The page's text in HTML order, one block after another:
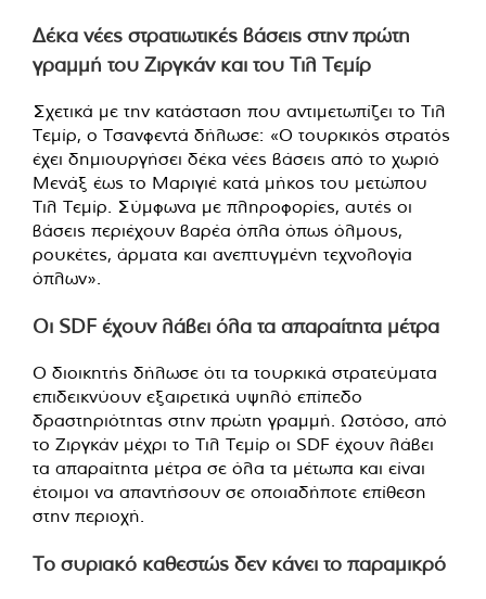
Δέκα νέες στρατιωτικές βάσεις στην πρώτη
γραμμή του Ζιργκάν και του Τιλ Τεμίρ
Σχετικά με την κατάσταση που αντιμετωπίζει το Τιλ
Τεμίρ, ο Τσανφεντά δήλωσε: «Ο τουρκικός στρατός
έχει δημιουργήσει δέκα νέες βάσεις από το χωριό
Μενάξ έως το Μαριγιέ κατά μήκος του μετώπου
Τιλ Τεμίρ. Σύμφωνα με πληροφορίες, αυτές οι
βάσεις περιέχουν βαρέα όπλα όπως όλμους,
ρουκέτες, άρματα και ανεπτυγμένη τεχνολογία
όπλων».
Οι SDF έχουν λάβει όλα τα απαραίτητα μέτρα
Ο διοικητής δήλωσε ότι τα τουρκικά στρατεύματα
επιδεικνύουν εξαιρετικά υψηλό επίπεδο
δραστηριότητας στην πρώτη γραμμή. Ωστόσο, από
το Ζιργκάν μέχρι το Τιλ Τεμίρ οι SDF έχουν λάβει
τα απαραίτητα μέτρα σε όλα τα μέτωπα και είναι
έτοιμοι να απαντήσουν σε οποιαδήποτε επίθεση
στην περιοχή.
Το συριακό καθεστώς δεν κάνει το παραμικρό